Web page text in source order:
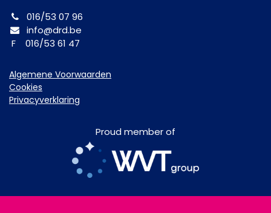
016/53 07 96
info@drd.be
F 016/53 61 47
Algemene Voorwaarden
Cookies
Privacyverklaring
Proud member of